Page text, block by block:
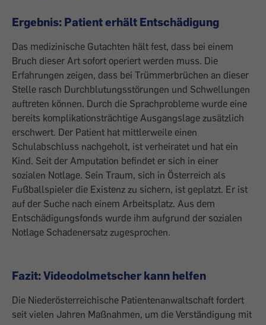
Ergebnis: Patient erhält Entschädigung
Das medizinische Gutachten hält fest, dass bei einem
Bruch dieser Art sofort operiert werden muss. Die
Erfahrungen zeigen, dass bei Trümmerbrüchen an dieser
Stelle rasch Durchblutungsstörungen und Schwellungen
auftreten können. Durch die Sprachprobleme wurde eine
bereits komplikationsträchtige Ausgangslage zusätzlich
erschwert. Der Patient hat mittlerweile einen
Schulabschluss nachgeholt, ist verheiratet und hat ein
Kind. Seit der Amputation befindet er sich in einer
sozialen Notlage. Sein Traum, sich in Österreich als
Fußballspieler die Existenz zu sichern, ist geplatzt. Er ist
auf der Suche nach einem Arbeitsplatz. Aus dem
Entschädigungsfonds wurde ihm aufgrund der sozialen
Notlage Schadenersatz zugesprochen.
Fazit: Videodolmetscher kann helfen
Die Niederösterreichische Patientenanwaltschaft fordert
seit vielen Jahren Maßnahmen, um die Verständigung mit